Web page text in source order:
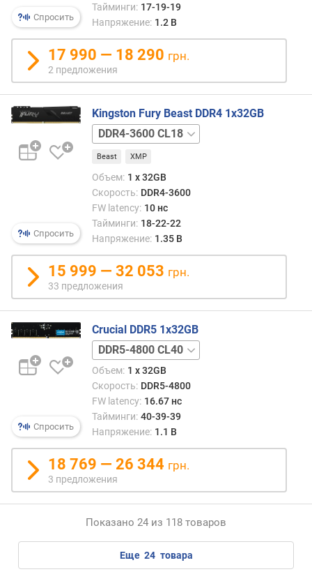
Спросить
Тайминги: 17-19-19
Напряжение: 1.2 В
17 990 — 18 290 грн.
2 предложения
Спросить
Kingston Fury Beast DDR4 1x32GB
DDR4-
3200
CL16
Beast XMP
Объем: 1 x 32GB
Скорость: DDR4-3600
FW latency: 10 нс
Тайминги: 18-22-22
Напряжение: 1.35 В
15 999 — 32 053 грн.
33 предложения
Спросить
Crucial DDR5 1x32GB
DDR5-
5600
CL46
Объем: 1 x 32GB
Скорость: DDR5-4800
FW latency: 16.67 нс
Тайминги: 40-39-39
Напряжение: 1.1 В
18 769 — 26 344 грн.
3 предложения
Показано 24 из 118 товаров
еще 24 товара